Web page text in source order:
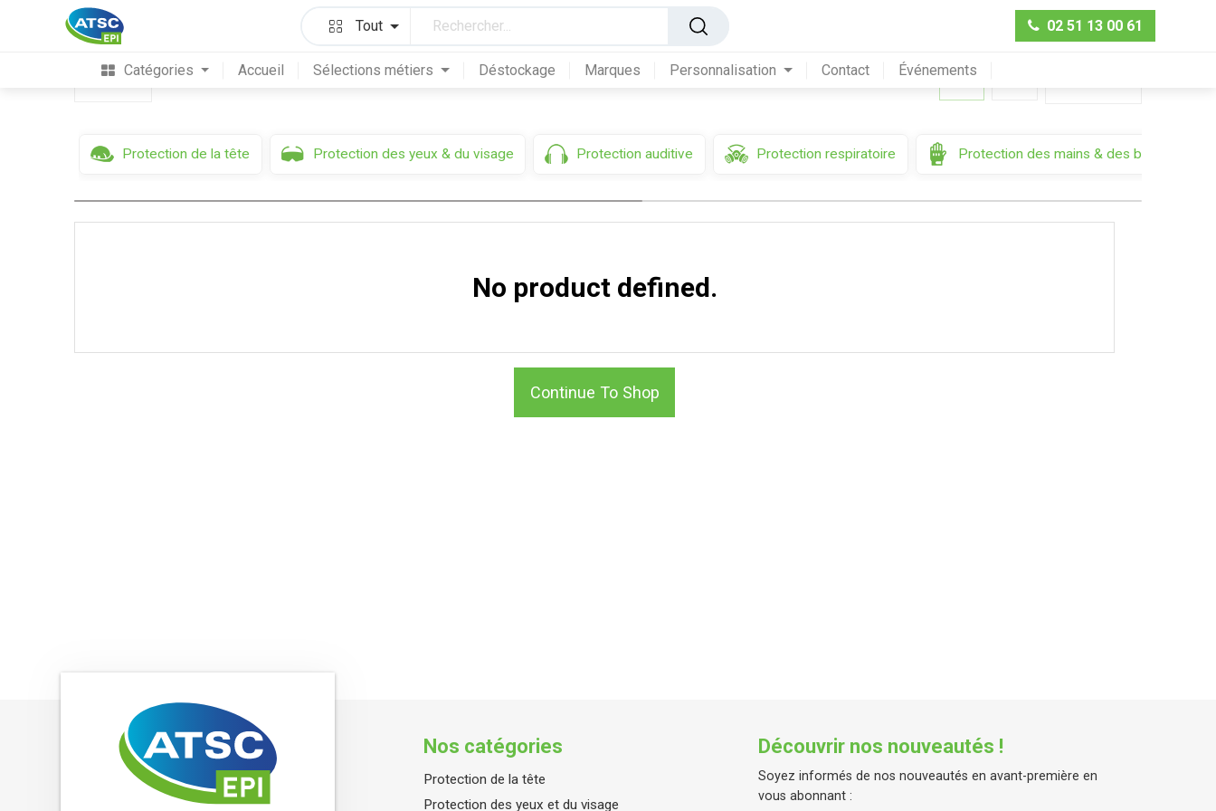
Tout 02 51 13 00 61
Catégories Accueil Sélections métiers Déstockage Marques Personnalisation Contact Événements
Sécurité Antichute Kit Construction
Filtres
Protection de la tête Protection des yeux & du visage Protection auditive Protection respiratoire Protection des mains & des bras
No product defined.
Continue To Shop
Nos catégories
Protection de la tête
Protection des yeux et du visage
Découvrir nos nouveautés !
Soyez informés de nos nouveautés en avant-première en
vous abonnant :